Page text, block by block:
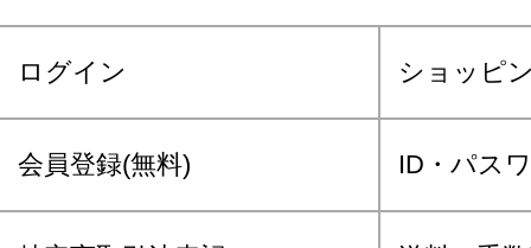
ログイン ショッピ
会員登録(無料) ID・パス